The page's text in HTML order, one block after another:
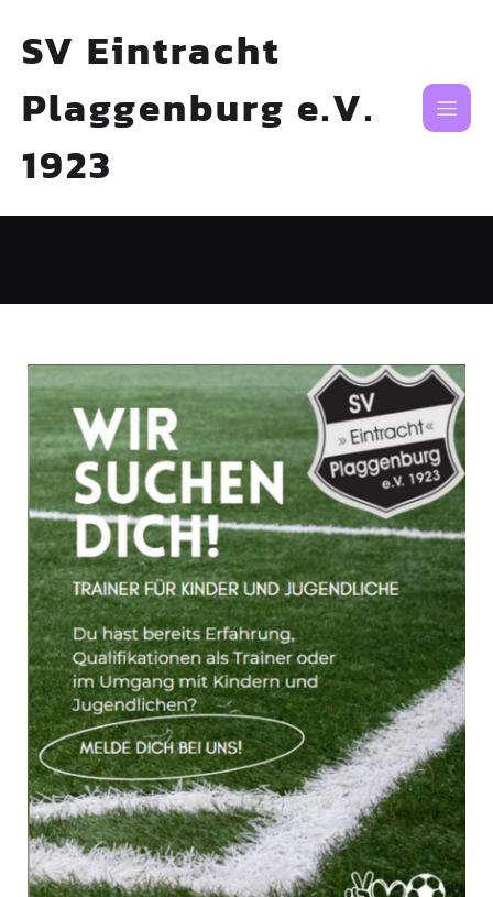
SV Eintracht
Plaggenburg e.V.
1923